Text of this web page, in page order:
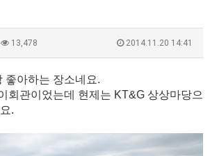
13,478 2014.11.20 14:41
좋아하는 장소네요.
회관이었는데 현제는 KT&G 상상마당으
.